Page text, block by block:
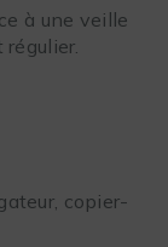
à une veille
copier-